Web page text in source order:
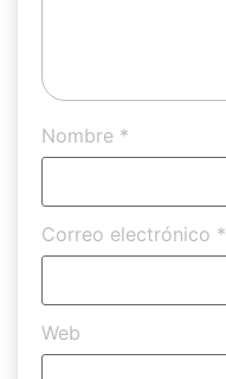
Nombre *
Correo electrónico *
Web